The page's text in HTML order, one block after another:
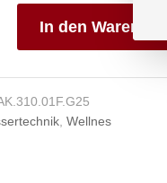
In den Warenkorb
, Wellnes